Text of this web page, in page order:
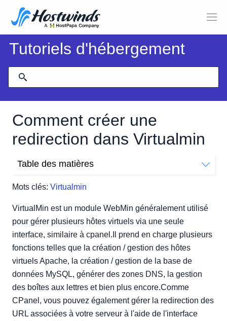
Tutoriels d'hébergement
Comment créer une
redirection dans Virtualmin
Mots clés: Virtualmin
Table des matières
VirtualMin est un module WebMin généralement utilisé
pour gérer plusieurs hôtes virtuels via une seule
interface, similaire à cpanel.Il prend en charge plusieurs
fonctions telles que la création / gestion des hôtes
virtuels Apache, la création / gestion de la base de
données MySQL, générer des zones DNS, la gestion
des boîtes aux lettres et bien plus encore.Comme
CPanel, vous pouvez également gérer la redirection des
URL associées à votre serveur à l'aide de l'interface